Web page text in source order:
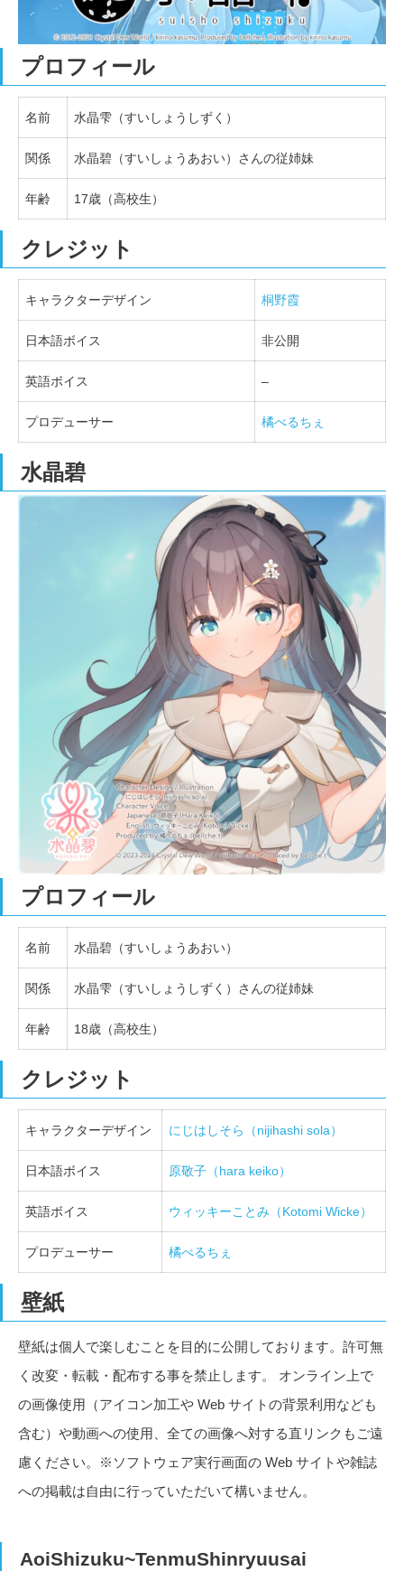
プロフィール
名前 水晶雫（すいしょうしずく）
関係 水晶碧（すいしょうあおい）さんの従姉妹
年齢 17歳（高校生）
クレジット
キャラクターデザイン 桐野霞
日本語ボイス 非公開
英語ボイス –
プロデューサー 橘べるちぇ
水晶碧
プロフィール
名前 水晶碧（すいしょうあおい）
関係 水晶雫（すいしょうしずく）さんの従姉妹
年齢 18歳（高校生）
クレジット
キャラクターデザイン にじはしそら（nijihashi sola）
日本語ボイス 原敬子（hara keiko）
英語ボイス ウィッキーことみ（Kotomi Wicke）
プロデューサー 橘べるちぇ
壁紙
壁紙は個人で楽しむことを目的に公開しております。許可無
く改変・転載・配布する事を禁止します。 オンライン上で
の画像使用（アイコン加工や Web サイトの背景利用なども
含む）や動画への使用、全ての画像へ対する直リンクもご遠
慮ください。※ソフトウェア実行画面の Web サイトや雑誌
への掲載は自由に行っていただいて構いません。
AoiShizuku~TenmuShinryuusai